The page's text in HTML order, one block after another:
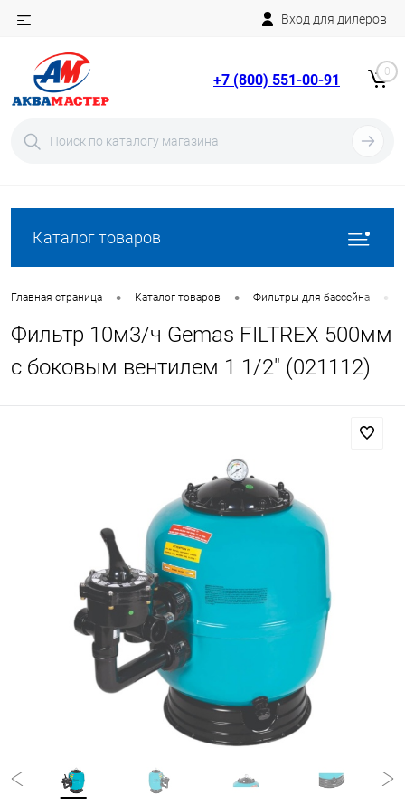
Вход для дилеров
+7 (800) 551-00-91 0
Каталог товаров
Главная страница • Каталог товаров • Фильтры для бассейна •
Фильтр 10м3/ч Gemas FILTREX 500мм
с боковым вентилем 1 1/2" (021112)